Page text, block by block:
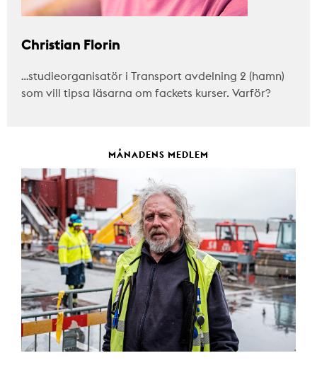
Christian Florin
…studieorganisatör i Transport avdelning 2 (hamn)
som vill tipsa läsarna om fackets kurser. Varför?
MÅNADENS MEDLEM